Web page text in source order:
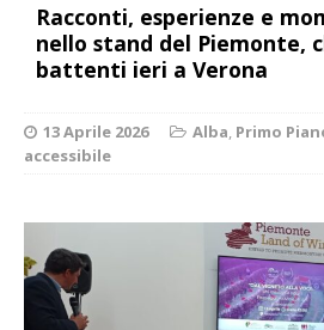
Racconti, esperienze e
nello stand del Piemonte,
battenti ieri a Verona
13 Aprile 2026 Alba, Primo
accessibile